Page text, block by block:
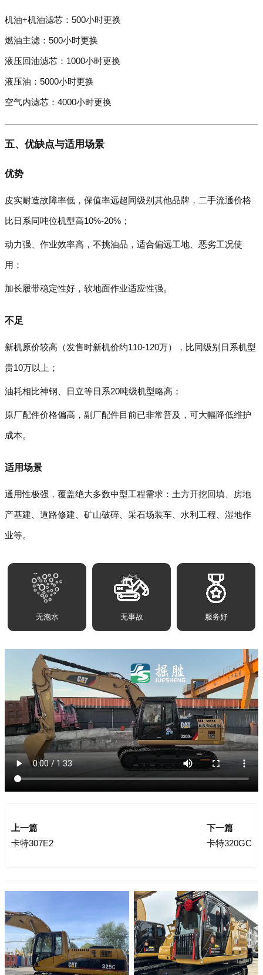
机油+机油滤芯：500小时更换
燃油主滤：500小时更换
液压回油滤芯：1000小时更换
液压油：5000小时更换
空气内滤芯：4000小时更换
五、优缺点与适用场景
优势
皮实耐造故障率低，保值率远超同级别其他品牌，二手流通价格
比日系同吨位机型高10%-20%；
动力强、作业效率高，不挑油品，适合偏远工地、恶劣工况使
用；
加长履带稳定性好，软地面作业适应性强。
不足
新机原价较高（发售时新机价约110-120万），比同级别日系机型
贵10万以上；
油耗相比神钢、日立等日系20吨级机型略高；
原厂配件价格偏高，副厂配件目前已非常普及，可大幅降低维护
成本。
适用场景
通用性极强，覆盖绝大多数中型工程需求：土方开挖回填、房地
产基建、道路修建、矿山破碎、采石场装车、水利工程、湿地作
业等。
无泡水 无事故 服务好
上一篇
卡特307E2
下一篇
卡特320GC